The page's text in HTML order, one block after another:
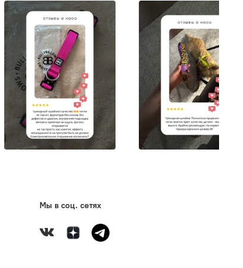
Мы в соц. сетях